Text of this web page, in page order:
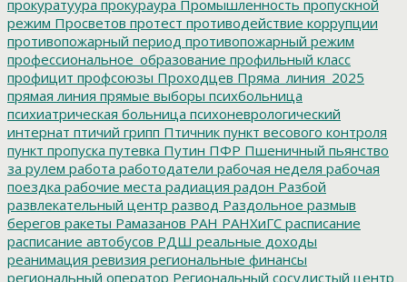
прокуратуура прокураура Промышленность пропускной
режим Просветов протест противодействие коррупции
противопожарный период противопожарный режим
профессиональное_образование профильный класс
профицит профсоюзы Проходцев Пряма_линия_2025
прямая линия прямые выборы психбольница
психиатрическая больница психоневрологический
интернат птичий грипп Птичник пункт весового контроля
пункт пропуска путевка Путин ПФР Пшеничный пьянство
за рулем работа работодатели рабочая неделя рабочая
поездка рабочие места радиация радон Разбой
развлекательный центр развод Раздольное размыв
берегов ракеты Рамазанов РАН РАНХиГС расписание
расписание автобусов РДШ реальные доходы
реанимация ревизия региональные финансы
региональный оператор Региональный сосудистый центр